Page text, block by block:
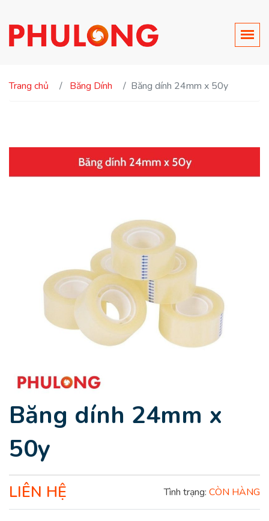
Trang chủ Băng Dính Băng dính 24mm x 50y
Băng dính 24mm x
50y
LIÊN HỆ Tình trạng: CÒN HÀNG